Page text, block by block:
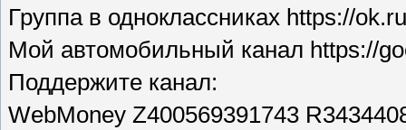
Группа в одноклассниках https://
Мой автомобильный канал https://
Поддержите канал:
WebMoney Z400569391743